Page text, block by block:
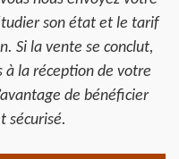
son état et le tarif
Si la vente se conclut,
à la réception de votre
de bénéficier
sécurisé.